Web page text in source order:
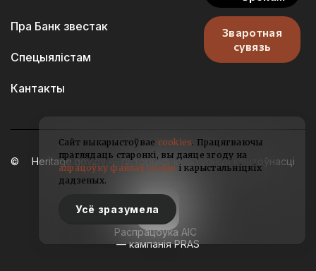
Пра Банк звестак
Спецыялістам
Кантакты
Зваротная
сувязь
Heritage.gov.by — гісторыка-культурныя каштоўнасці
Беларусі
Распрацоўка АІС
— кампанія PRAS
Сайт выкарыстоўвае cookies. Працягваючы
праглядаць старонкі, вы даяце згоду на
апрацоўку файлаў cookie і карыстальніцкіх
дадзеных.
Усё зразумела